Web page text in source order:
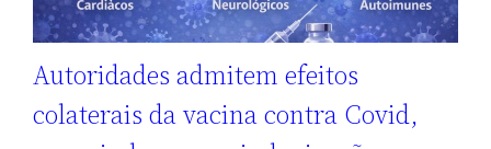
Autoridades admitem efeitos
colaterais da vacina contra Covid,